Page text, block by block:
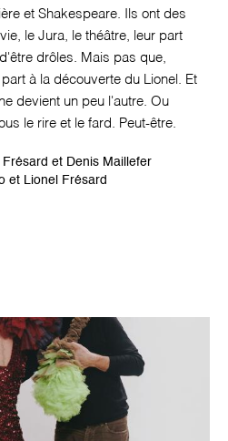
et Shakespeare. Ils ont des
le Jura, le théâtre, leur part
drôles. Mais pas que,
à la découverte du Lionel. Et
devient un peu l'autre. Ou
le rire et le fard. Peut-être.
et Denis Maillefer
et Lionel Frésard